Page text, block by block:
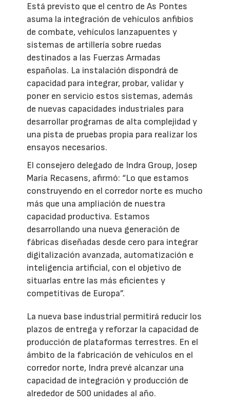
Está previsto que el centro de As Pontes
asuma la integración de vehículos anfibios
de combate, vehículos lanzapuentes y
sistemas de artillería sobre ruedas
destinados a las Fuerzas Armadas
españolas. La instalación dispondrá de
capacidad para integrar, probar, validar y
poner en servicio estos sistemas, además
de nuevas capacidades industriales para
desarrollar programas de alta complejidad y
una pista de pruebas propia para realizar los
ensayos necesarios.
El consejero delegado de Indra Group, Josep
María Recasens, afirmó: “Lo que estamos
construyendo en el corredor norte es mucho
más que una ampliación de nuestra
capacidad productiva. Estamos
desarrollando una nueva generación de
fábricas diseñadas desde cero para integrar
digitalización avanzada, automatización e
inteligencia artificial, con el objetivo de
situarlas entre las más eficientes y
competitivas de Europa”.
La nueva base industrial permitirá reducir los
plazos de entrega y reforzar la capacidad de
producción de plataformas terrestres. En el
ámbito de la fabricación de vehículos en el
corredor norte, Indra prevé alcanzar una
capacidad de integración y producción de
alrededor de 500 unidades al año.